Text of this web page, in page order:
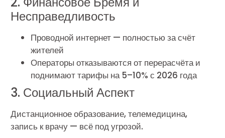
Несправедливость
Проводной интернет — полностью за счёт
жителей
Операторы отказываются от перерасчёта и
поднимают тарифы на 5–10% с 2026 года
3. Социальный Аспект
Дистанционное образование, телемедицина,
запись к врачу — всё под угрозой.